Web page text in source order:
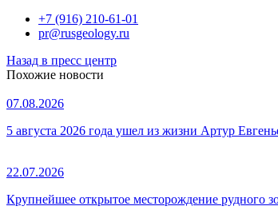
+7 (916) 210-61-01
pr@rusgeology.ru
Назад в пресс центр
Похожие новости
07.08.2026
5 августа 2026 года ушел из жизни Артур
22.07.2026
Крупнейшее открытое месторождение рудного